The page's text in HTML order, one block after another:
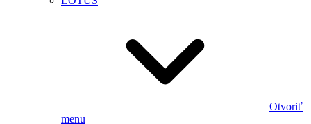
Otvoriť
menu